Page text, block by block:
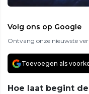
Volg ons op Google
Ontvang onze nieuwste
Toevoegen als
Hoe laat begint de